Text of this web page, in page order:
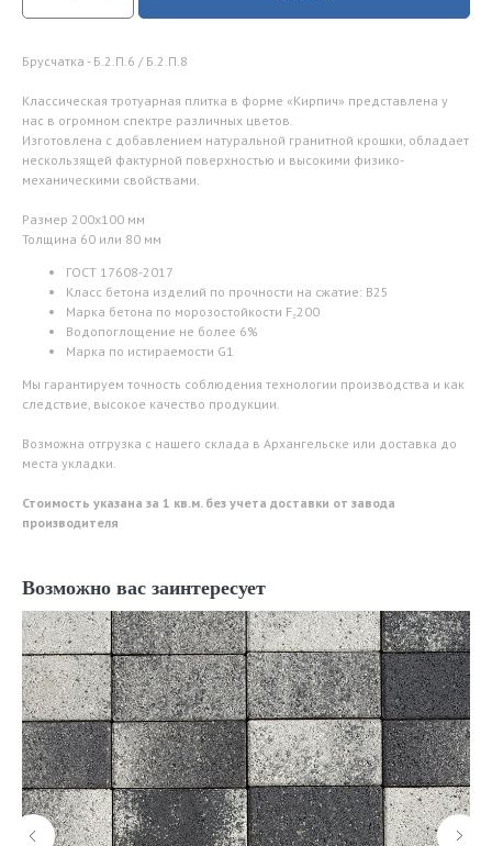
Брусчатка - Б.2.П.6 / Б.2.П.8
Классическая тротуарная плитка в форме «Кирпич» представлена у
нас в огромном спектре различных цветов.
Изготовлена с добавлением натуральной гранитной крошки, обладает
нескользящей фактурной поверхностью и высокими физико-
механическими свойствами.
Размер 200x100 мм
Толщина 60 или 80 мм
ГОСТ 17608-2017
Класс бетона изделий по прочности на сжатие: В25
Марка бетона по морозостойкости F₂200
Водопоглощение не более 6%
Марка по истираемости G1
Мы гарантируем точность соблюдения технологии производства и как
следствие, высокое качество продукции.
Возможна отгрузка с нашего склада в Архангельске или доставка до
места укладки.
Стоимость указана за 1 кв.м. без учета доставки от завода
производителя
Возможно вас заинтересует